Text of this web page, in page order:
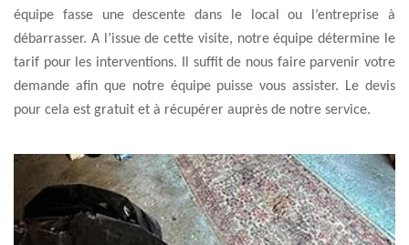
équipe fasse une descente dans le local ou l’entreprise à
débarrasser. A l’issue de cette visite, notre équipe détermine le
tarif pour les interventions. Il suffit de nous faire parvenir votre
demande afin que notre équipe puisse vous assister. Le devis
pour cela est gratuit et à récupérer auprès de notre service.